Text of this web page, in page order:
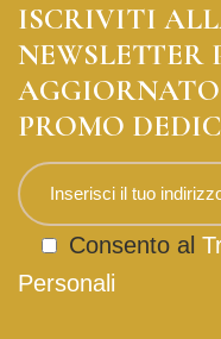
ISCRIVITI
NEWSLETTER
PROMO
Consento al
Personali